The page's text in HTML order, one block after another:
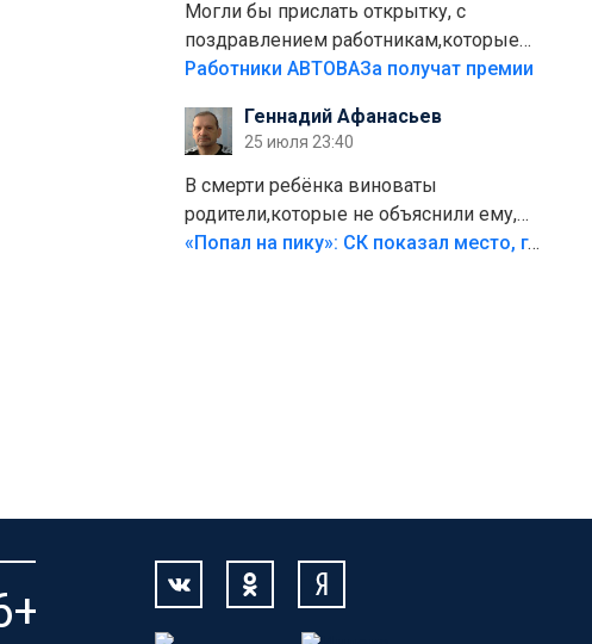
Могли бы прислать открытку, с
поздравлением работникам,которые
больше сорока лет отработали на
Работники АВТОВАЗа получат премии
Геннадий Афанасьев
25 июля 23:40
В смерти ребёнка виноваты
родители,которые не объяснили ему,
что такое хорошо и что такое плохо!
«Попал на пику»: СК показал место, где был смертельно травмирован ребенок в Тольятти